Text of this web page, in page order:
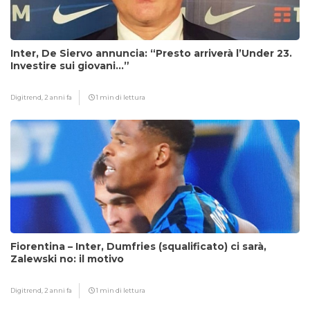
Inter, De Siervo annuncia: “Presto arriverà l’Under 23.
Investire sui giovani…”
Digitrend, 2 anni fa 1 min di lettura
Fiorentina – Inter, Dumfries (squalificato) ci sarà,
Zalewski no: il motivo
Digitrend, 2 anni fa 1 min di lettura